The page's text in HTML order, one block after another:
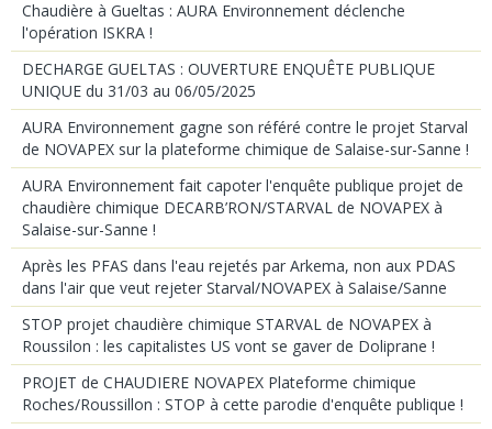
Chaudière à Gueltas : AURA Environnement déclenche
l'opération ISKRA !
DECHARGE GUELTAS : OUVERTURE ENQUÊTE PUBLIQUE
UNIQUE du 31/03 au 06/05/2025
AURA Environnement gagne son référé contre le projet Starval
de NOVAPEX sur la plateforme chimique de Salaise-sur-Sanne !
AURA Environnement fait capoter l'enquête publique projet de
chaudière chimique DECARB’RON/STARVAL de NOVAPEX à
Salaise-sur-Sanne !
Après les PFAS dans l'eau rejetés par Arkema, non aux PDAS
dans l'air que veut rejeter Starval/NOVAPEX à Salaise/Sanne
STOP projet chaudière chimique STARVAL de NOVAPEX à
Roussilon : les capitalistes US vont se gaver de Doliprane !
PROJET de CHAUDIERE NOVAPEX Plateforme chimique
Roches/Roussillon : STOP à cette parodie d'enquête publique !